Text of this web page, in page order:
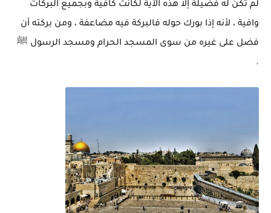
لم تكن له فضيلة إلا هذه الآية لكانت كافية وبجميع البركات
وافية ، لأنه إذا بورك حوله فالبركة فيه مضاعفة ، ومن بركته أن
فضل على غيره من سوى المسجد الحرام ومسجد الرسول ﷺ
.